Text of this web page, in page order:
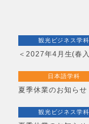
観光ビジネス学科
＜2027年4月生(春
日本語学科
夏季休業のお知らせ
観光ビジネス学科